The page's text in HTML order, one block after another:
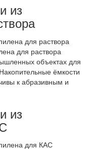
из
для раствора
объектах для
ёмкости
к абразивным и
из